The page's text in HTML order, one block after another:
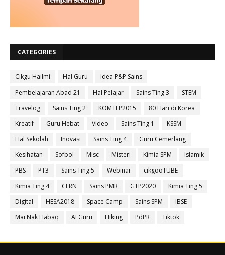
CATEGORIES
Cikgu Hailmi Hal Guru
Idea P&P Sains
Pembelajaran Abad 21
Hal Pelajar Sains Ting 3
STEM
Travelog
Sains Ting 2 KOMTEP2015
80 Hari di Korea
Kreatif
Guru Hebat Video Sains Ting 1
KSSM
Hal Sekolah
Inovasi Sains Ting 4
Guru Cemerlang
Kesihatan
Sofbol Misc Misteri Kimia SPM
Islamik
PBS
PT3 Sains Ting 5 Webinar
cikgooTUBE
Kimia Ting 4
CERN Sains PMR GTP2020
Kimia Ting 5
Digital
HESA2018 Space Camp Sains SPM
IBSE
Mai Nak Habaq
AI Guru Hiking PdPR Tiktok